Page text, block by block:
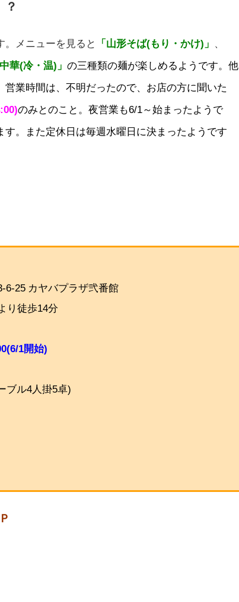
？
。メニューを見ると 「山形そば(もり・かけ)」
華(冷・温)」の三種類の麺が楽しめるようです。他
業時間は、不明だったので、お店の方に聞いた
のみとのこと。夜営業も6/1～始まったようで
。また定休日は毎週水曜日に決まったようです
6-25 カヤバプラザ弐番館
より徒歩14分
1開始)
ブル4人掛5卓)